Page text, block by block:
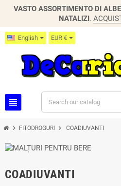
VASTO ASSORTIMENTO DI
NATALIZI.
English EUR €
view_headline
chevron_right FITODROGURI chevron_right COADIUVANTI
COADIUVANTI